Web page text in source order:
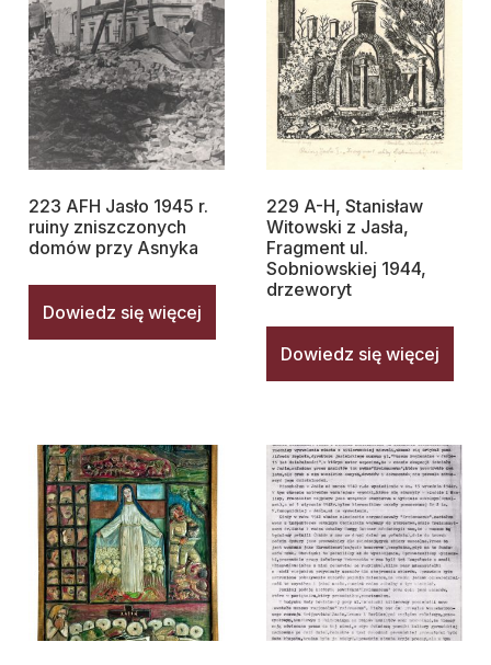
223 AFH Jasło 1945 r.
ruiny zniszczonych
domów przy Asnyka
Dowiedz się więcej
229 A-H, Stanisław
Witowski z Jasła,
Fragment ul.
Sobniowskiej 1944,
drzeworyt
Dowiedz się więcej